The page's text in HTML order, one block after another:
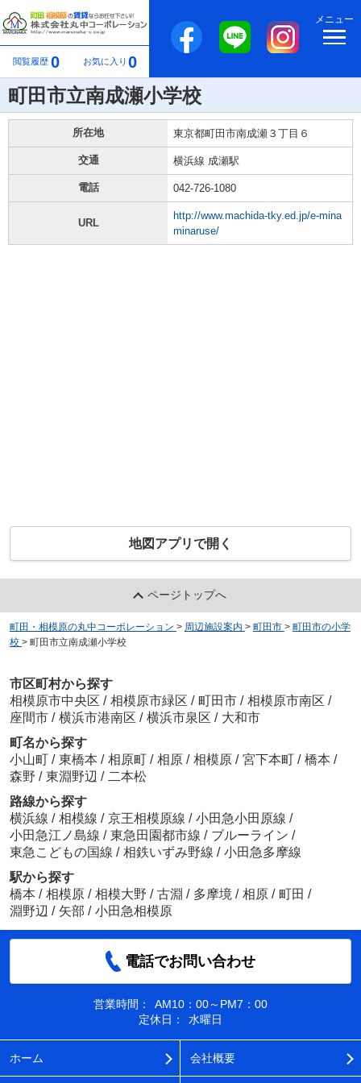
閲覧履歴 0 お気に入り 0
メニュー
町田市立南成瀬小学校
所在地 東京都町田市南成瀬３丁目６
交通 横浜線 成瀬駅
電話 042-726-1080
URL
http://www.machida-tky.ed.jp/e-mina
minaruse/
地図アプリで開く
ページトップへ
町田・相模原の丸中コーポレーション > 周辺施設案内 > 町田市 > 町田市の小学
校 > 町田市立南成瀬小学校
市区町村から探す
相模原市中央区 / 相模原市緑区 / 町田市 / 相模原市南区 /
座間市 / 横浜市港南区 / 横浜市泉区 / 大和市
町名から探す
小山町 / 東橋本 / 相原町 / 相原 / 相模原 / 宮下本町 / 橋本 /
森野 / 東淵野辺 / 二本松
路線から探す
横浜線 / 相模線 / 京王相模原線 / 小田急小田原線 /
小田急江ノ島線 / 東急田園都市線 / ブルーライン /
東急こどもの国線 / 相鉄いずみ野線 / 小田急多摩線
駅から探す
橋本 / 相模原 / 相模大野 / 古淵 / 多摩境 / 相原 / 町田 /
淵野辺 / 矢部 / 小田急相模原
電話でお問い合わせ
営業時間：
AM10：00～PM7：00
定休日：
水曜日
ホーム 会社概要